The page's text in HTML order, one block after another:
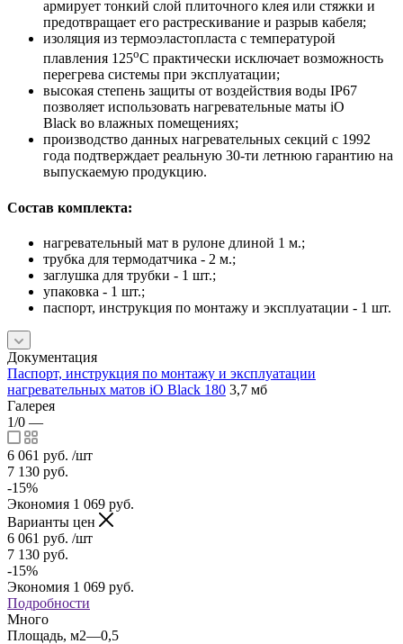
армирует тонкий слой плиточного клея или стяжки и
предотвращает его растрескивание и разрыв кабеля;
изоляция из термоэластопласта с температурой
плавления 125оС практически исключает возможность
перегрева системы при эксплуатации;
высокая степень защиты от воздействия воды IP67
позволяет использовать нагревательные маты iO
Black во влажных помещениях;
производство данных нагревательных секций с 1992
года подтверждает реальную 30-ти летнюю гарантию на
выпускаемую продукцию.
Состав комплекта:
нагревательный мат в рулоне длиной 1 м.;
трубка для термодатчика - 2 м.;
заглушка для трубки - 1 шт.;
упаковка - 1 шт.;
паспорт, инструкция по монтажу и эксплуатации - 1 шт.
Документация
Паспорт, инструкция по монтажу и эксплуатации
нагревательных матов iO Black 180 3,7 мб
Галерея
1/0 —
6 061 руб. /шт
7 130 руб.
-15%
Экономия 1 069 руб.
Варианты цен
6 061 руб. /шт
7 130 руб.
-15%
Экономия 1 069 руб.
Подробности
Много
Площадь, м2—0,5